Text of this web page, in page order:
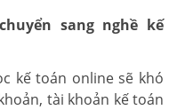
sang nghề kế
kế toán online sẽ khó
tài khoản kế toán